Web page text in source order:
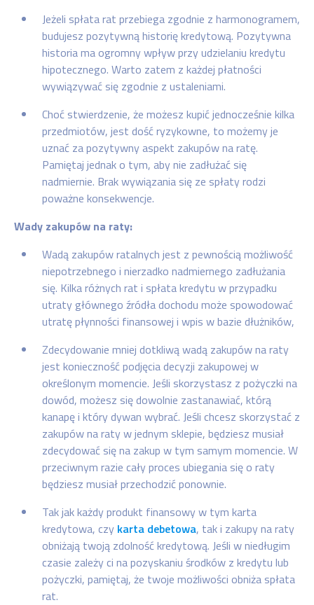
Jeżeli spłata rat przebiega zgodnie z harmonogramem,
budujesz pozytywną historię kredytową. Pozytywna
historia ma ogromny wpływ przy udzielaniu kredytu
hipotecznego. Warto zatem z każdej płatności
wywiązywać się zgodnie z ustaleniami.
Choć stwierdzenie, że możesz kupić jednocześnie kilka
przedmiotów, jest dość ryzykowne, to możemy je
uznać za pozytywny aspekt zakupów na ratę.
Pamiętaj jednak o tym, aby nie zadłużać się
nadmiernie. Brak wywiązania się ze spłaty rodzi
poważne konsekwencje.
Wady zakupów na raty:
Wadą zakupów ratalnych jest z pewnością możliwość
niepotrzebnego i nierzadko nadmiernego zadłużania
się. Kilka różnych rat i spłata kredytu w przypadku
utraty głównego źródła dochodu może spowodować
utratę płynności finansowej i wpis w bazie dłużników,
Zdecydowanie mniej dotkliwą wadą zakupów na raty
jest konieczność podjęcia decyzji zakupowej w
określonym momencie. Jeśli skorzystasz z pożyczki na
dowód, możesz się dowolnie zastanawiać, którą
kanapę i który dywan wybrać. Jeśli chcesz skorzystać z
zakupów na raty w jednym sklepie, będziesz musiał
zdecydować się na zakup w tym samym momencie. W
przeciwnym razie cały proces ubiegania się o raty
będziesz musiał przechodzić ponownie.
Tak jak każdy produkt finansowy w tym karta
kredytowa, czy karta debetowa, tak i zakupy na raty
obniżają twoją zdolność kredytową. Jeśli w niedługim
czasie zależy ci na pozyskaniu środków z kredytu lub
pożyczki, pamiętaj, że twoje możliwości obniża spłata
rat.